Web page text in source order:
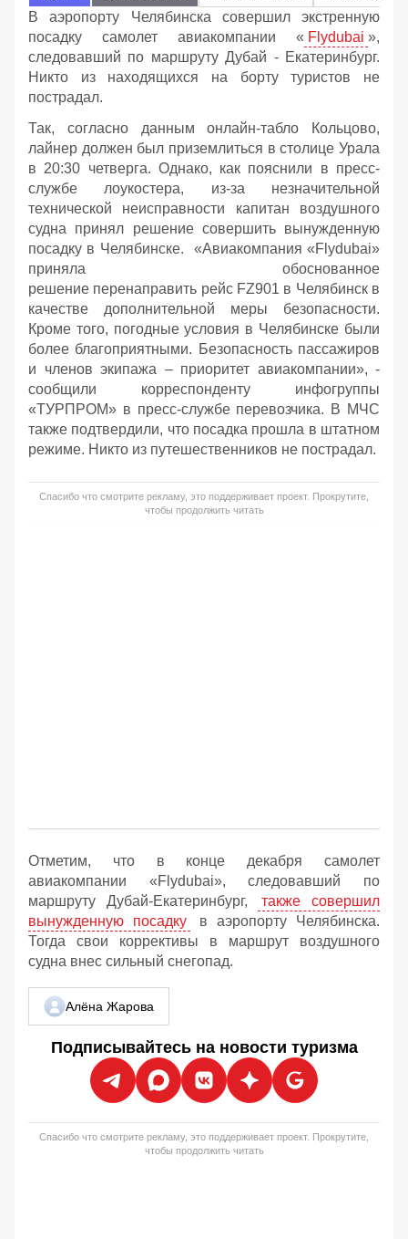
В аэропорту Челябинска совершил экстренную
посадку самолет авиакомпании « Flydubai »,
следовавший по маршруту Дубай - Екатеринбург.
Никто из находящихся на борту туристов не
пострадал.
Так, согласно данным онлайн-табло Кольцово,
лайнер должен был приземлиться в столице Урала
в 20:30 четверга. Однако, как пояснили в пресс-
службе лоукостера, из-за незначительной
технической неисправности капитан воздушного
судна принял решение совершить вынужденную
посадку в Челябинске. «Авиакомпания «Flydubai»
приняла обоснованное
решение перенаправить рейс FZ901 в Челябинск в
качестве дополнительной меры безопасности.
Кроме того, погодные условия в Челябинске были
более благоприятными. Безопасность пассажиров
и членов экипажа – приоритет авиакомпании», -
сообщили корреспонденту инфогруппы
«ТУРПРОМ» в пресс-службе перевозчика. В МЧС
также подтвердили, что посадка прошла в штатном
режиме. Никто из путешественников не пострадал.
Спасибо что смотрите рекламу, это поддерживает проект. Прокрутите,
чтобы продолжить читать
Отметим, что в конце декабря самолет
авиакомпании «Flydubai», следовавший по
маршруту Дубай-Екатеринбург,
также совершил
вынужденную посадку
в аэропорту Челябинска.
Тогда свои коррективы в маршрут воздушного
судна внес сильный снегопад.
Алёна Жарова
Подписывайтесь на новости туризма
Спасибо что смотрите рекламу, это поддерживает проект. Прокрутите,
чтобы продолжить читать